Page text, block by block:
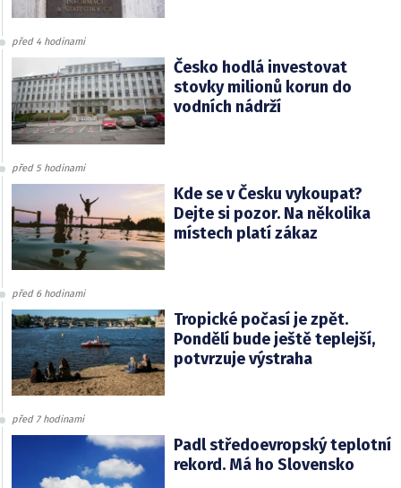
před 4 hodinami
Česko hodlá investovat
stovky milionů korun do
vodních nádrží
před 5 hodinami
Kde se v Česku vykoupat?
Dejte si pozor. Na několika
místech platí zákaz
před 6 hodinami
Tropické počasí je zpět.
Pondělí bude ještě teplejší,
potvrzuje výstraha
před 7 hodinami
Padl středoevropský teplotní
rekord. Má ho Slovensko